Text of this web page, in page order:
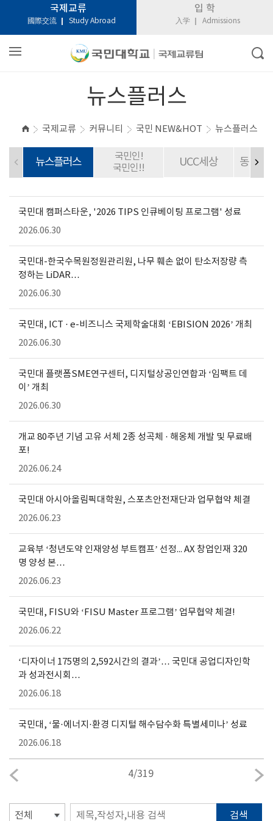
국제교류
國際交流 Study Abroad
입 학
入学 Admissions
뉴스플러스
국제교류 커뮤니티 국민 NEW&HOT 뉴스플러스
뉴스플러스
국민인!
국민인!!
UCC세상 동문
국민대 캠퍼스타운, '2026 TIPS 인큐베이팅 프로그램' 성료
2026.06.30
국민대-한국수목원정원관리원, 나무 훼손 없이 탄소저장량 측
정하는 LiDAR…
2026.06.30
국민대, ICT · e-비즈니스 국제학술대회 ‘EBISION 2026’ 개최
2026.06.30
국민대 플랫폼SME연구센터, 디지털상공인연합과 ‘임팩트 데
이’ 개최
2026.06.30
개교 80주년 기념 고유 서체 2종 성곡체 · 해옹체 개발 및 무료배
포!
2026.06.24
국민대 아시아올림픽대학원, 스포츠안전재단과 업무협약 체결
2026.06.23
교육부 ‘청년도약 인재양성 부트캠프’ 선정... AX 창업인재 320
명 양성 본…
2026.06.23
국민대, FISU와 ‘FISU Master 프로그램’ 업무협약 체결!
2026.06.22
‘디자이너 175명의 2,592시간의 결과’… 국민대 공업디자인학
과 성과전시회…
2026.06.18
국민대, ‘물·에너지·환경 디지털 해수담수화 특별세미나’ 성료
2026.06.18
4/319
검색